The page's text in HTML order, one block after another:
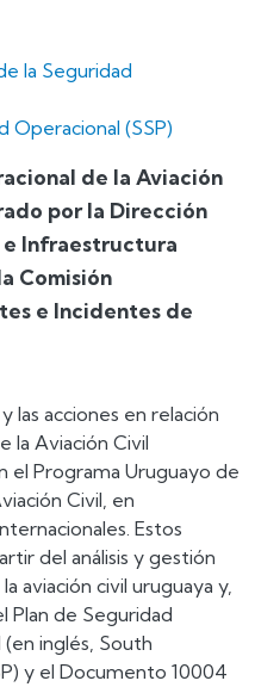
la Seguridad
Operacional (SSP)
de la Aviación
por la Dirección
e Infraestructura
Comisión
e Incidentes de
las acciones en relación
la Aviación Civil
el Programa Uruguayo de
Civil, en
Estos
del análisis y gestión
aviación civil uruguaya y,
Plan de Seguridad
inglés, South
y el Documento 10004